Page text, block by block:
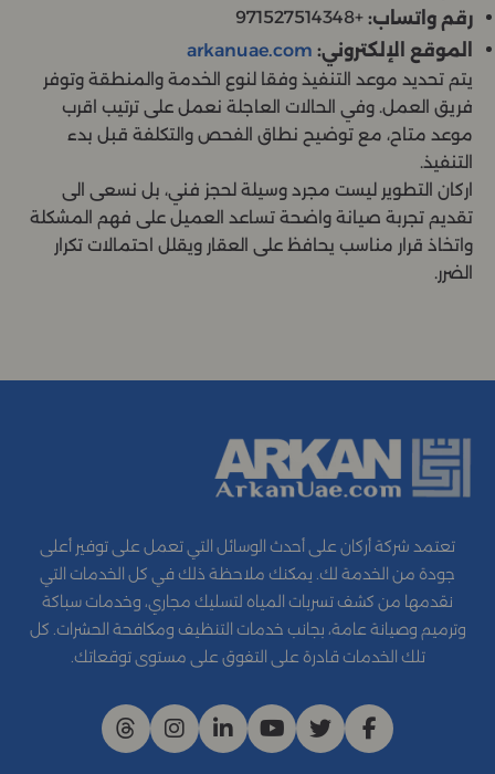
رقم واتساب: +971527514348
الموقع الإلكتروني: arkanuae.com
يتم تحديد موعد التنفيذ وفقا لنوع الخدمة والمنطقة وتوفر
فريق العمل. وفي الحالات العاجلة نعمل على ترتيب اقرب
موعد متاح، مع توضيح نطاق الفحص والتكلفة قبل بدء
التنفيذ.
اركان التطوير ليست مجرد وسيلة لحجز فني، بل نسعى الى
تقديم تجربة صيانة واضحة تساعد العميل على فهم المشكلة
واتخاذ قرار مناسب يحافظ على العقار ويقلل احتمالات تكرار
الضرر.
تعتمد شركة أركان على أحدث الوسائل التي تعمل على توفير أعلى
جودة من الخدمة لك. يمكنك ملاحظة ذلك في كل الخدمات التي
نقدمها من كشف تسربات المياه لتسليك مجاري، وخدمات سباكة
وترميم وصيانة عامة، بجانب خدمات التنظيف ومكافحة الحشرات. كل
تلك الخدمات قادرة على التفوق على مستوى توقعاتك.